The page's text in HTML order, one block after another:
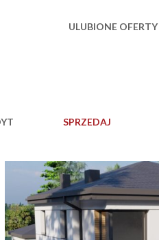
ULUBIONE OFERTY
SPRZEDAJ